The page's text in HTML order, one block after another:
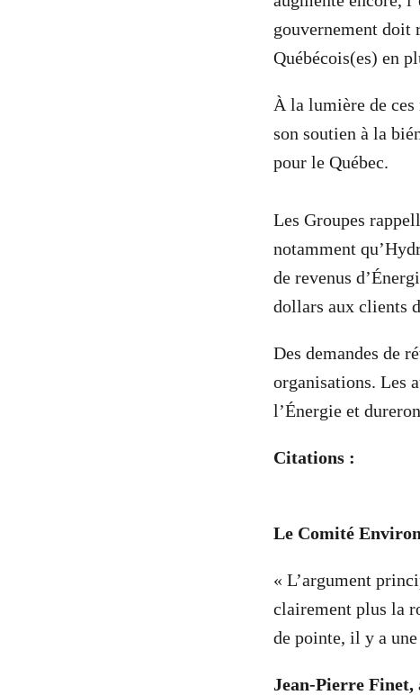
gouvernement doit
Québécois(es) en
À la lumière de
son soutien à la
pour le Québec.
Les Groupes
notamment
de revenus
dollars aux clients
Des demandes de
organisations. Les
l’Énergie et
Citations :
Le Comité
« L’argument
clairement plus la
de pointe, il y a
Jean-Pierre Finet,